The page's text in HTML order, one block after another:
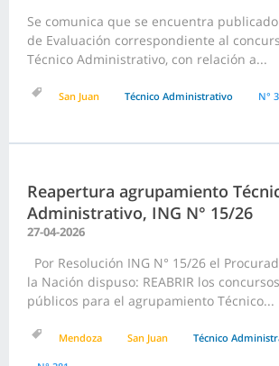
Se comunica que se encuentra
de Evaluación correspondiente al
Técnico Administrativo, con relación a...
San Juan Técnico Administrativo N°
Reapertura agrupamiento
Administrativo, ING N° 15/26
27-04-2026
Por Resolución ING N° 15/26 el
la Nación dispuso: REABRIR los
públicos para el agrupamiento Técnico...
Mendoza San Juan Técnico